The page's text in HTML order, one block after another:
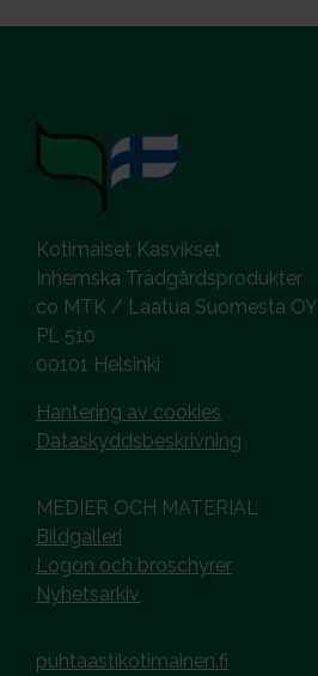
Kotimaiset Kasvikset
Inhemska Trädgårdsprodukter
co MTK / Laatua Suomesta OY
PL 510
00101 Helsinki
Hantering av cookies
Dataskyddsbeskrivning
MEDIER OCH MATERIAL
Bildgalleri
Logon och broschyrer
Nyhetsarkiv
puhtaastikotimainen.fi